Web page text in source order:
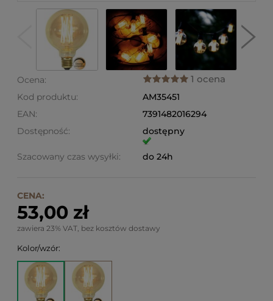
Ocena: 1 ocena
Kod produktu:
AM35451
EAN:
7391482016294
Dostępność:
dostępny
Szacowany czas wysyłki: do 24h
CENA:
53,00 zł
zawiera 23% VAT, bez kosztów dostawy
Kolor/wzór: